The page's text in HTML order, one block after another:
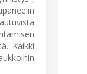
Kaikki